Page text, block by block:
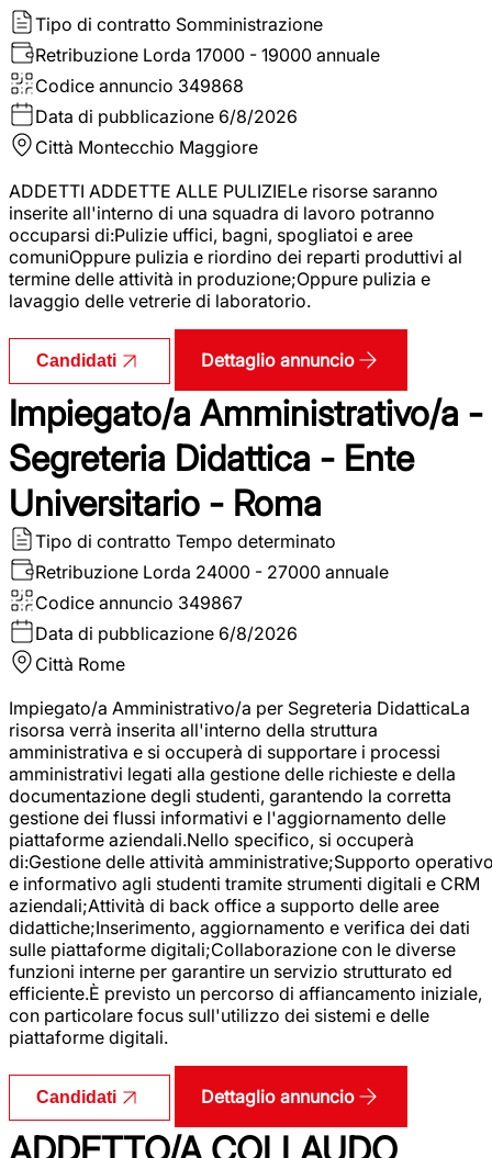
Tipo di contratto Somministrazione
Retribuzione Lorda 17000 - 19000 annuale
Codice annuncio 349868
Data di pubblicazione 6/8/2026
Città Montecchio Maggiore
ADDETTI ADDETTE ALLE PULIZIELe risorse saranno
inserite all'interno di una squadra di lavoro potranno
occuparsi di:Pulizie uffici, bagni, spogliatoi e aree
comuniOppure pulizia e riordino dei reparti produttivi al
termine delle attività in produzione;Oppure pulizia e
lavaggio delle vetrerie di laboratorio.
Candidati Dettaglio annuncio
Impiegato/a Amministrativo/a -
Segreteria Didattica - Ente
Universitario - Roma
Tipo di contratto Tempo determinato
Retribuzione Lorda 24000 - 27000 annuale
Codice annuncio 349867
Data di pubblicazione 6/8/2026
Città Rome
Impiegato/a Amministrativo/a per Segreteria DidatticaLa
risorsa verrà inserita all'interno della struttura
amministrativa e si occuperà di supportare i processi
amministrativi legati alla gestione delle richieste e della
documentazione degli studenti, garantendo la corretta
gestione dei flussi informativi e l'aggiornamento delle
piattaforme aziendali.Nello specifico, si occuperà
di:Gestione delle attività amministrative;Supporto
e informativo agli studenti tramite strumenti digitali e CRM
aziendali;Attività di back office a supporto delle aree
didattiche;Inserimento, aggiornamento e verifica dei dati
sulle piattaforme digitali;Collaborazione con le diverse
funzioni interne per garantire un servizio strutturato ed
efficiente.È previsto un percorso di affiancamento iniziale,
con particolare focus sull'utilizzo dei sistemi e delle
piattaforme digitali.
Candidati Dettaglio annuncio
ADDETTO/A COLLAUDO